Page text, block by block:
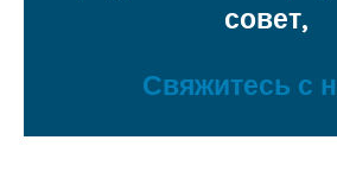
совет,
Свяжитесь с